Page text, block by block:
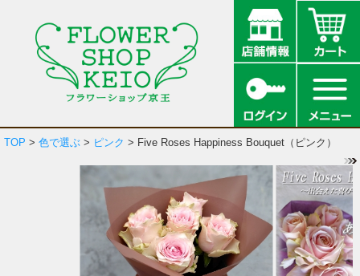
TOP > 色で選ぶ > ピンク > Five Roses Happiness Bouquet（ピンク）